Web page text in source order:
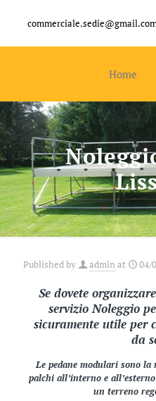
Home
Published by admin at 04/
Se dovete
servizio Noleggio
sicuramente utile per
da
Le pedane modulari sono
palchi all’interno e
un terreno